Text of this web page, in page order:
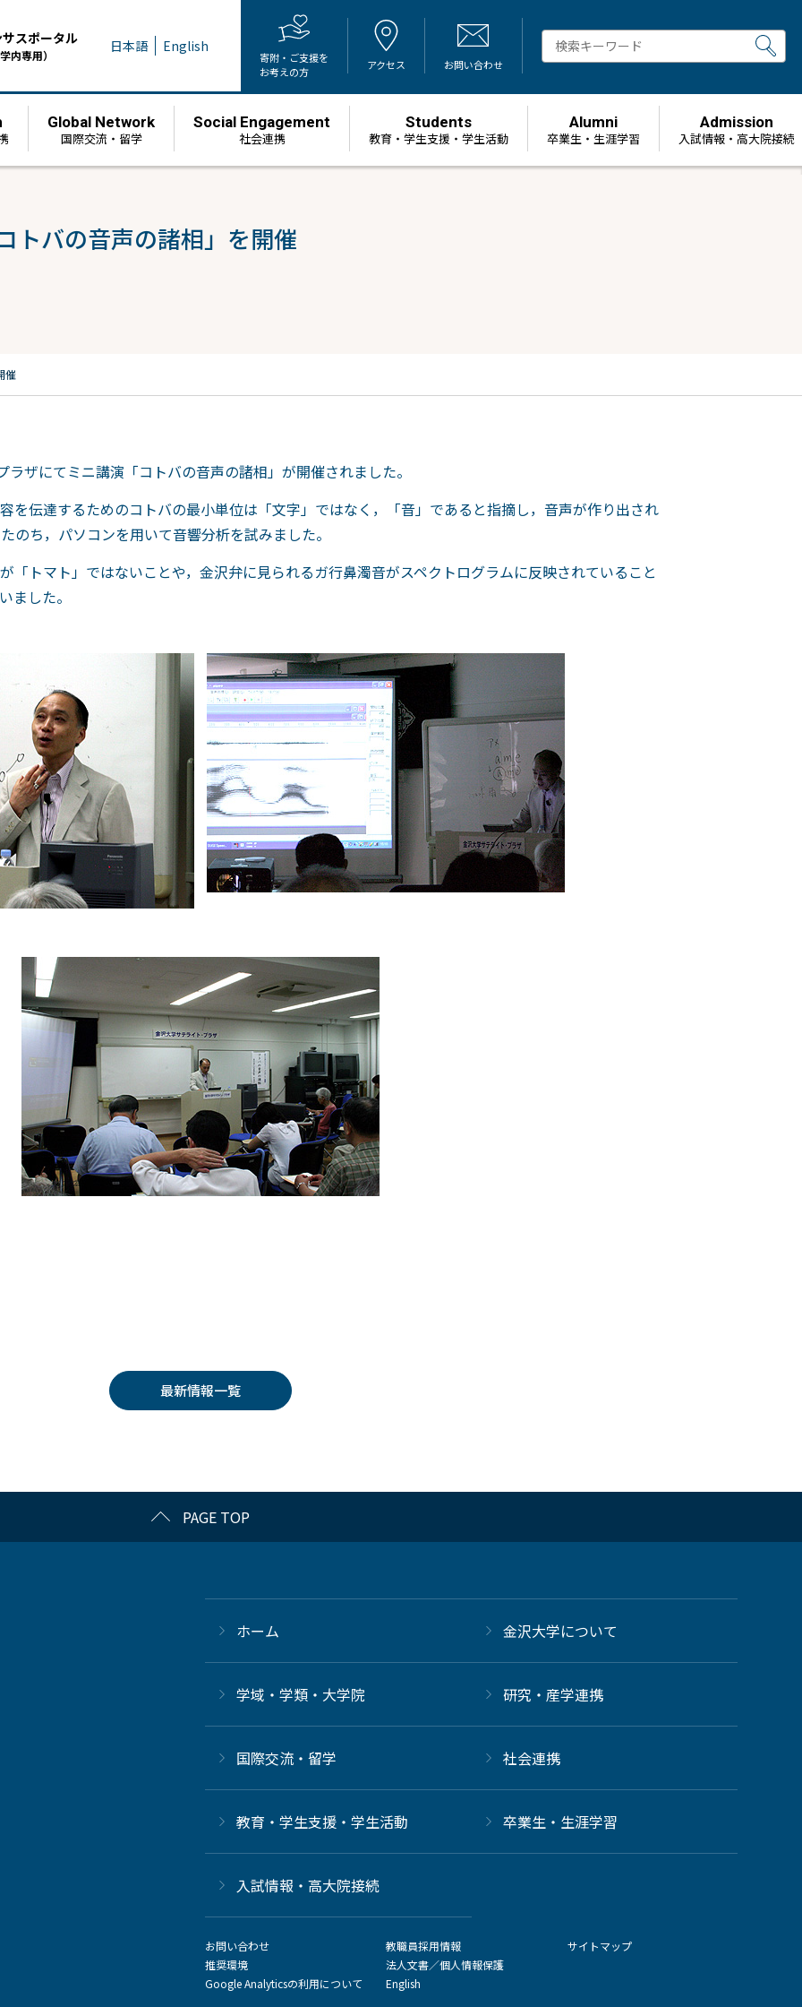
スポータル
学内専用） 日本語 English
寄附・ご支援を
お考えの方
アクセス お問い合わせ
Global Network
国際交流・留学
Social Engagement
社会連携
Students
教育・学生支援・学生活動
Alumni
卒業生・生涯学習
Admission
⼊試情報・高大院接続
トバの音声の諸相」を開催
催
ザにてミニ講演「コトバの音声の諸相」が開催されました。
を伝達するためのコトバの最小単位は「文字」ではなく，「音」であると指摘し，音声が作り出され
のち，パソコンを用いて音響分析を試みました。
「トマト」ではないことや，金沢弁に見られるガ行鼻濁音がスペクトログラムに反映されていること
ました。
最新情報一覧
PAGE TOP
ホーム 金沢大学について
学域・学類・大学院 研究・産学連携
国際交流・留学 社会連携
教育・学生支援・学生活動 卒業生・生涯学習
⼊試情報・高大院接続
お問い合わせ
推奨環境
Google Analyticsの利用について
教職員採用情報
法人文書／個人情報保護
English
サイトマップ